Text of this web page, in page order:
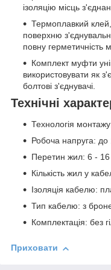
ізоляцію місць
Термоплавкий
поверхню
повну герметичність
Комплект муфти
використовувати як
болтові з'єднувачі.
Технічні
Технологія
Робоча напруга: до
Перетин жил: 6 -
Кількість жил у
Ізоляція кабелю:
Тип кабелю: з
Комплектація: без
Приховати